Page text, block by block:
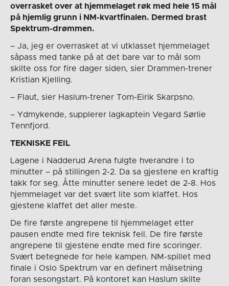
overrasket over at hjemmelaget røk med hele 15 mål
på hjemlig grunn i NM-kvartfinalen. Dermed brast
Spektrum-drømmen.
– Ja, jeg er overrasket at vi utklasset hjemmelaget
såpass med tanke på at det bare var to mål som
skilte oss for fire dager siden, sier Drammen-trener
Kristian Kjelling.
– Flaut, sier Haslum-trener Tom-Eirik Skarpsno.
– Ydmykende, supplerer lagkaptein Vegard Sørlie
Tennfjord.
TEKNISKE FEIL
Lagene i Nadderud Arena fulgte hverandre i to
minutter – på stillingen 2-2. Da sa gjestene en kraftig
takk for seg. Åtte minutter senere ledet de 2-8. Hos
hjemmelaget var det svært lite som klaffet. Hos
gjestene klaffet det aller meste.
De fire første angrepene til hjemmelaget etter
pausen endte med fire teknisk feil. De fire første
angrepene til gjestene endte med fire scoringer.
Svært betegnede for hele kampen. NM-spillet med
finale i Oslo Spektrum var en definert målsetning
foran sesongstart. På kontoret kan Haslum skilte